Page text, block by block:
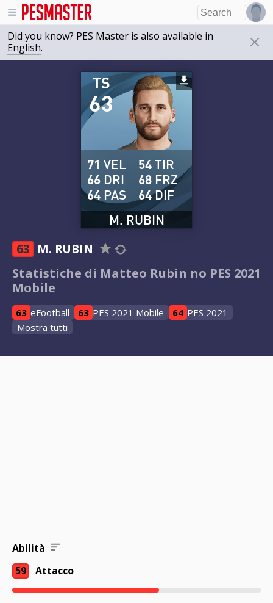
Did you know? PES Master is also available in
English.
63
TS
M. RUBIN
71 VEL
66 DRI
64 PAS
54TIR
68 FRZ
64DIF
63 M. RUBIN
Statistiche di Matteo Rubin no PES 2021
Mobile
63 eFootball 63 PES 2021 Mobile 64 PES 2021
Mostra tutti
Abilità
59
Attacco